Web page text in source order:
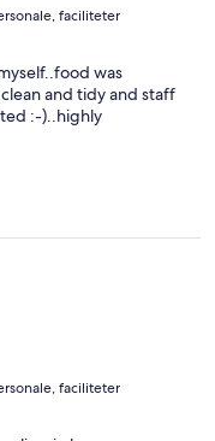
faciliteter
was
and tidy and staff
:-)..highly
faciliteter